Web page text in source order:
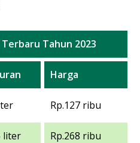
Tahun 2023
Harga
Rp.127 ribu
liter Rp.268 ribu